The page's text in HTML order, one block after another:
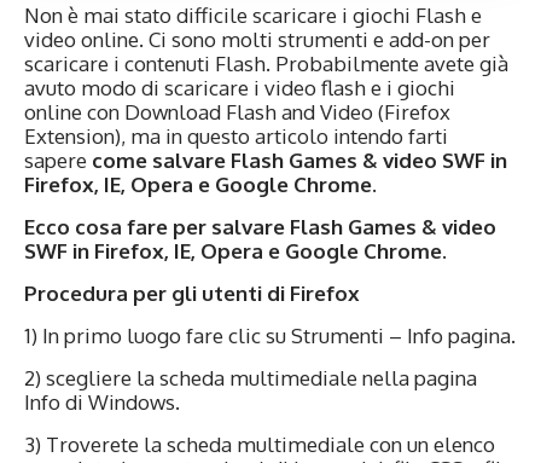
Non è mai stato difficile scaricare i giochi Flash e
video online. Ci sono molti strumenti e add-on per
scaricare i contenuti Flash. Probabilmente avete già
avuto modo di scaricare i video flash e i giochi
online con Download Flash and Video (Firefox
Extension), ma in questo articolo intendo farti
sapere come salvare Flash Games & video SWF in
Firefox, IE, Opera e Google Chrome.
Ecco cosa fare per salvare Flash Games & video
SWF in Firefox, IE, Opera e Google Chrome.
Procedura per gli utenti di Firefox
1) In primo luogo fare clic su Strumenti – Info pagina.
2) scegliere la scheda multimediale nella pagina
Info di Windows.
3) Troverete la scheda multimediale con un elenco